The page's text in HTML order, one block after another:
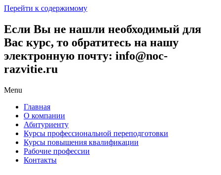
Перейти к содержимому
Если Вы не нашли необходимый для
Вас курс, то обратитесь на нашу
электронную почту: info@noc-
razvitie.ru
Menu
Главная
О компании
Абитуриенту
Курсы профессиональной переподготовки
Курсы повышения квалификации
Рабочие профессии
Контакты